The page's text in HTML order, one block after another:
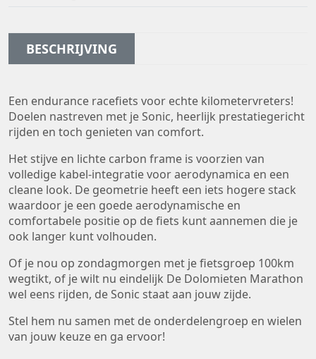
BESCHRIJVING
Een endurance racefiets voor echte kilometervreters!
Doelen nastreven met je Sonic, heerlijk prestatiegericht
rijden en toch genieten van comfort.
Het stijve en lichte carbon frame is voorzien van
volledige kabel-integratie voor aerodynamica en een
cleane look. De geometrie heeft een iets hogere stack
waardoor je een goede aerodynamische en
comfortabele positie op de fiets kunt aannemen die je
ook langer kunt volhouden.
Of je nou op zondagmorgen met je fietsgroep 100km
wegtikt, of je wilt nu eindelijk De Dolomieten Marathon
wel eens rijden, de Sonic staat aan jouw zijde.
Stel hem nu samen met de onderdelengroep en wielen
van jouw keuze en ga ervoor!